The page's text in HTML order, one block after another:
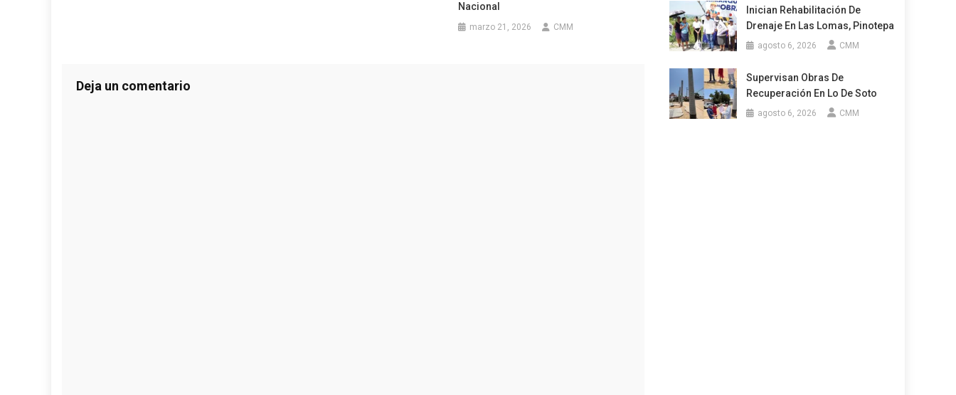
Nacional
marzo 21, 2026 CMM
Deja un comentario
Inician Rehabilitación De
Drenaje En Las Lomas, Pinotepa
agosto 6, 2026 CMM
Supervisan Obras De
Recuperación En Lo De Soto
agosto 6, 2026 CMM